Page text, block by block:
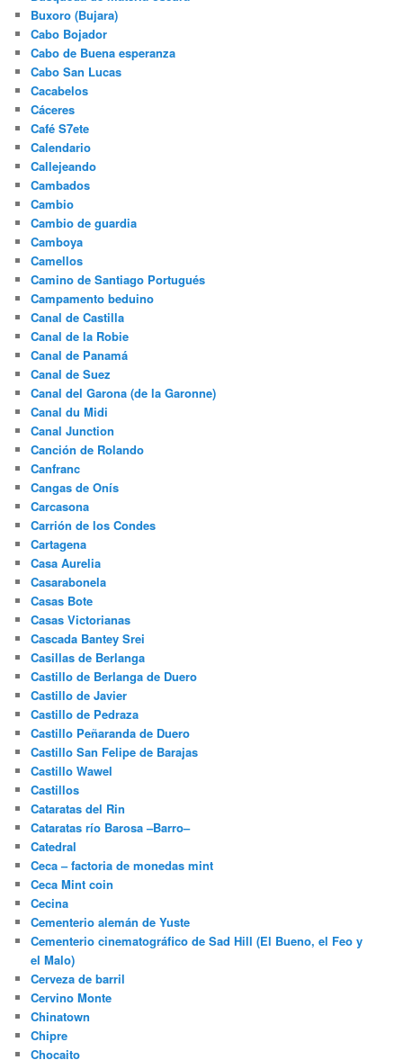
Buxoro (Bujara)
Cabo Bojador
Cabo de Buena esperanza
Cabo San Lucas
Cacabelos
Cáceres
Café S7ete
Calendario
Callejeando
Cambados
Cambio
Cambio de guardia
Camboya
Camellos
Camino de Santiago Portugués
Campamento beduino
Canal de Castilla
Canal de la Robie
Canal de Panamá
Canal de Suez
Canal del Garona (de la Garonne)
Canal du Midi
Canal Junction
Canción de Rolando
Canfranc
Cangas de Onís
Carcasona
Carrión de los Condes
Cartagena
Casa Aurelia
Casarabonela
Casas Bote
Casas Victorianas
Cascada Bantey Srei
Casillas de Berlanga
Castillo de Berlanga de Duero
Castillo de Javier
Castillo de Pedraza
Castillo Peñaranda de Duero
Castillo San Felipe de Barajas
Castillo Wawel
Castillos
Cataratas del Rin
Cataratas río Barosa –Barro–
Catedral
Ceca – factoria de monedas mint
Ceca Mint coin
Cecina
Cementerio alemán de Yuste
Cementerio cinematográfico de Sad Hill (El Bueno, el Feo y
el Malo)
Cerveza de barril
Cervino Monte
Chinatown
Chipre
Chocaito